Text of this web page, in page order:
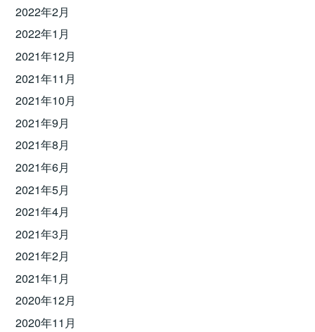
2022年2月
2022年1月
2021年12月
2021年11月
2021年10月
2021年9月
2021年8月
2021年6月
2021年5月
2021年4月
2021年3月
2021年2月
2021年1月
2020年12月
2020年11月